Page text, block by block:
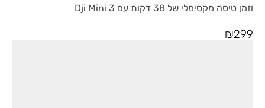
וזמן טיסה מקסימלי של 38 דקות עם Dji Mini 3
₪299